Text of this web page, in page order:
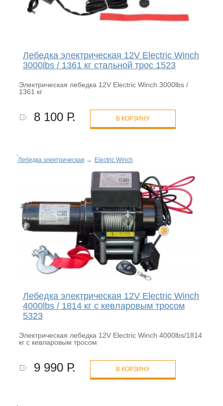
Лебедка электрическая 12V Electric Winch
3000lbs / 1361 кг стальной трос 1523
Электрическая лебедка 12V Electric Winch 3000lbs /
1361 кг
8 100 Р. В КОРЗИНУ
Лебедка электрическая → Electric Winch
Лебедка электрическая 12V Electric Winch
4000lbs / 1814 кг с кевларовым тросом
5323
Электрическая лебедка 12V Electric Winch 4000lbs/1814
кг с кевларовым тросом
9 990 Р. В КОРЗИНУ